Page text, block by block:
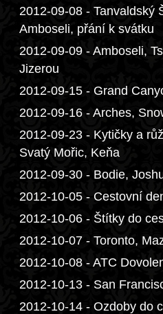
2012-09-08 - Tanvaldský
Amboseli, přání k svátku
2012-09-09 - Amboseli,
Jizerou
2012-09-15 - Grand
2012-09-16 - Arches,
2012-09-23 - Kytičky a
Svatý Mořic, Keňa
2012-09-30 - Bodie,
2012-10-05 - Cestovní
2012-10-06 - Štítky do
2012-10-07 - Toronto,
2012-10-08 - ATC
2012-10-13 - San
2012-10-14 - Ozdoby do